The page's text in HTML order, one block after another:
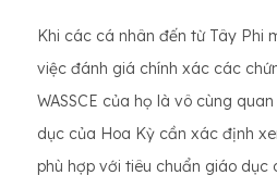
Khi các cá nhân đến từ Tây Phi
việc đánh giá chính xác các
WASSCE của họ là vô cùng
dục của Hoa Kỳ cần xác định
phù hợp với tiêu chuẩn giáo dục